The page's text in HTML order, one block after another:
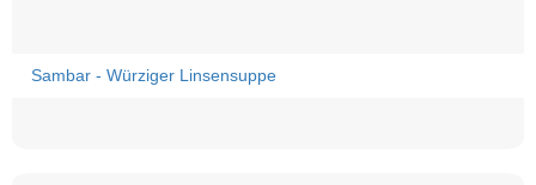
Sambar - Würziger Linsensuppe